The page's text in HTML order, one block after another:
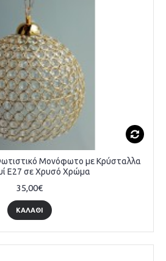
Μονόφωτο με Κρύσταλλα
E27 σε Χρυσό Χρώμα
35,00€
ΚΑΛΆΘΙ